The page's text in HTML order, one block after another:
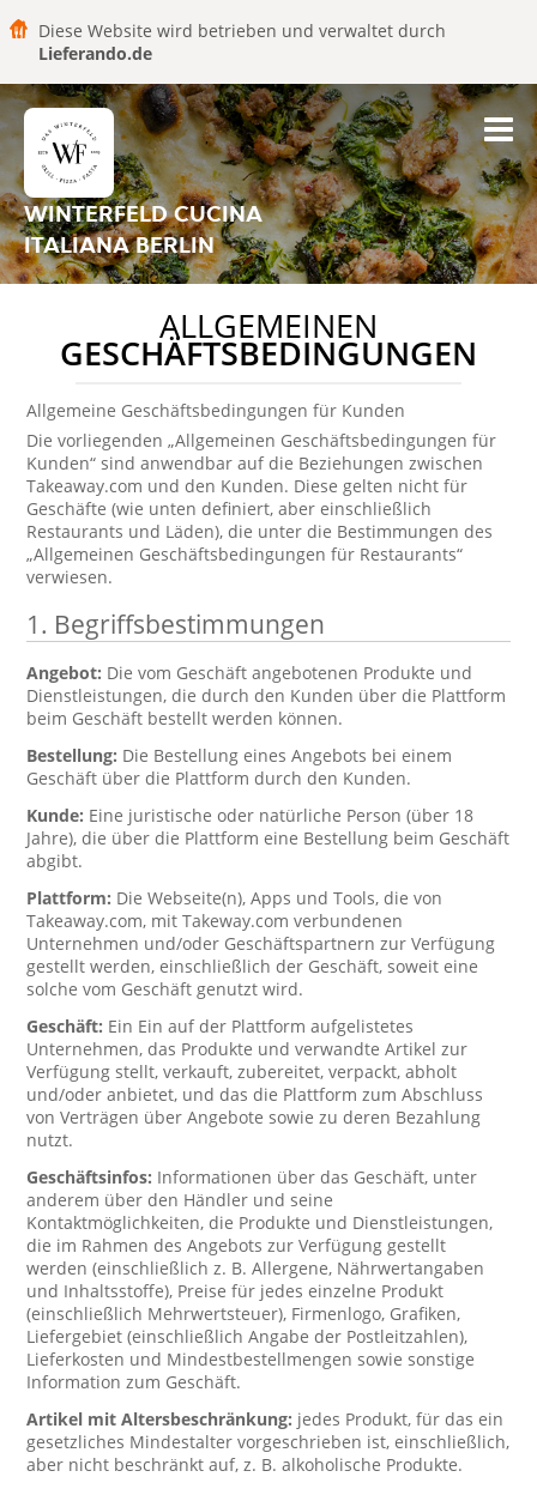
Diese Website wird betrieben und verwaltet durch
Lieferando.de
WINTERFELD CUCINA
ITALIANA BERLIN
ALLGEMEINEN
GESCHÄFTSBEDINGUNGEN
Allgemeine Geschäftsbedingungen für Kunden
Die vorliegenden „Allgemeinen Geschäftsbedingungen für
Kunden“ sind anwendbar auf die Beziehungen zwischen
Takeaway.com und den Kunden. Diese gelten nicht für
Geschäfte (wie unten definiert, aber einschließlich
Restaurants und Läden), die unter die Bestimmungen des
„Allgemeinen Geschäftsbedingungen für Restaurants“
verwiesen.
1. Begriffsbestimmungen
Angebot: Die vom Geschäft angebotenen Produkte und
Dienstleistungen, die durch den Kunden über die Plattform
beim Geschäft bestellt werden können.
Bestellung: Die Bestellung eines Angebots bei einem
Geschäft über die Plattform durch den Kunden.
Kunde: Eine juristische oder natürliche Person (über 18
Jahre), die über die Plattform eine Bestellung beim Geschäft
abgibt.
Plattform: Die Webseite(n), Apps und Tools, die von
Takeaway.com, mit Takeway.com verbundenen
Unternehmen und/oder Geschäftspartnern zur Verfügung
gestellt werden, einschließlich der Geschäft, soweit eine
solche vom Geschäft genutzt wird.
Geschäft: Ein Ein auf der Plattform aufgelistetes
Unternehmen, das Produkte und verwandte Artikel zur
Verfügung stellt, verkauft, zubereitet, verpackt, abholt
und/oder anbietet, und das die Plattform zum Abschluss
von Verträgen über Angebote sowie zu deren Bezahlung
nutzt.
Geschäftsinfos: Informationen über das Geschäft, unter
anderem über den Händler und seine
Kontaktmöglichkeiten, die Produkte und Dienstleistungen,
die im Rahmen des Angebots zur Verfügung gestellt
werden (einschließlich z. B. Allergene, Nährwertangaben
und Inhaltsstoffe), Preise für jedes einzelne Produkt
(einschließlich Mehrwertsteuer), Firmenlogo, Grafiken,
Liefergebiet (einschließlich Angabe der Postleitzahlen),
Lieferkosten und Mindestbestellmengen sowie sonstige
Information zum Geschäft.
Artikel mit Altersbeschränkung: jedes Produkt, für das ein
gesetzliches Mindestalter vorgeschrieben ist, einschließlich,
aber nicht beschränkt auf, z. B. alkoholische Produkte.